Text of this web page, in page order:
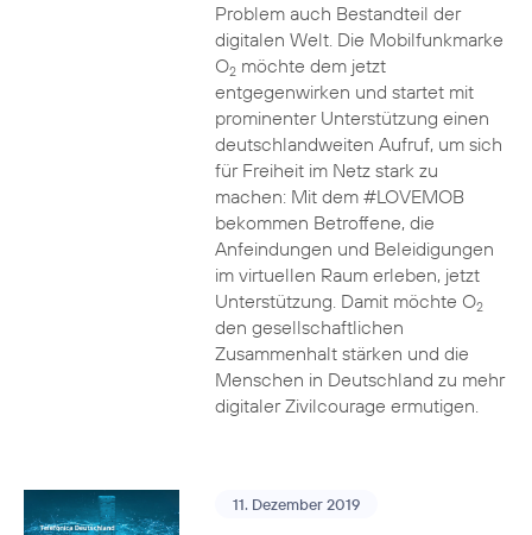
Problem auch Bestandteil der
digitalen Welt. Die Mobilfunkmarke
O2möchte dem jetzt
entgegenwirken und startet mit
prominenter Unterstützung einen
deutschlandweiten Aufruf, um sich
für Freiheit im Netz stark zu
machen: Mit dem #LOVEMOB
bekommen Betroffene, die
Anfeindungen und Beleidigungen
im virtuellen Raum erleben, jetzt
Unterstützung. Damit möchte O2
den gesellschaftlichen
Zusammenhalt stärken und die
Menschen in Deutschland zu mehr
digitaler Zivilcourage ermutigen.
11. Dezember 2019